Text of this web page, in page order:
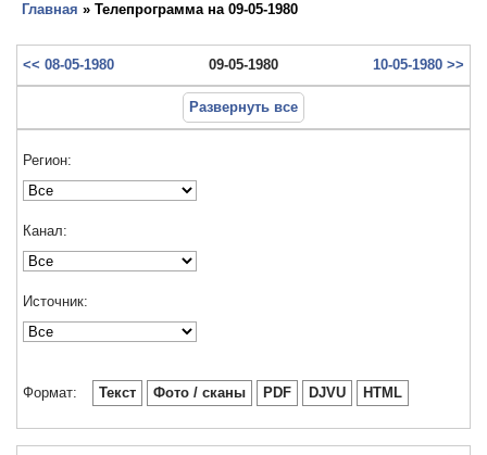
Главная » Телепрограмма на 09-05-1980
<< 08-05-1980 09-05-1980 10-05-1980 >>
Развернуть все
Регион:
Канал:
Источник:
Формат: Текст Фото / сканы PDF DJVU HTML